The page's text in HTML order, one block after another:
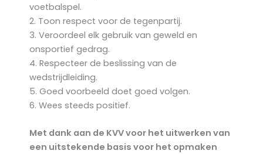
voetbalspel.
2. Toon respect voor de tegenpartij.
3. Veroordeel elk gebruik van geweld en
onsportief gedrag.
4. Respecteer de beslissing van de
wedstrijdleiding.
5. Goed voorbeeld doet goed volgen.
6. Wees steeds positief.
Met dank aan de KVV voor het uitwerken van
een uitstekende basis voor het opmaken